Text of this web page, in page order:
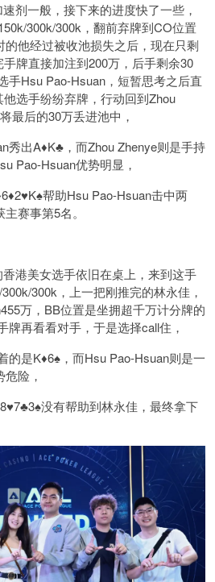
剂一般，接下来的进度快了一些，
300k/300k，翻前弃牌到CO位置
的他经过被收池损失之后，现在只剩
牌直接加注到200万，后手剩余30
手Hsu Pao-Hsuan，短暂思考之后直
选手纷纷弃牌，行动回到Zhou
最后的30万丢进池中，
秀出A♦️K♣️，而Zhou Zhenye则是手持
Pao-Hsuan优势明显，
帮助Hsu Pao-Hsuan击中两
赛事第5名。
港美女选手依旧在桌上，来到这手
300k，上一把刚推完的林永佳，
万，BB位置是坐拥超千万计分牌的
牌再看看对手，于是选择call住，
的是K♦️6♠️，而Hsu Pao-Hsuan则是一
险，
没有帮助到林永佳，最终拿下